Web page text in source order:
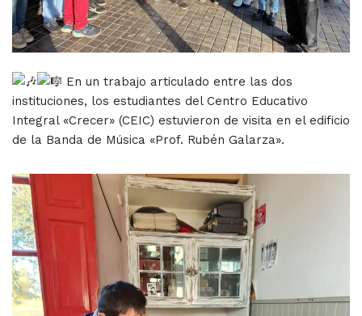
En un trabajo articulado entre las dos
instituciones, los estudiantes del Centro Educativo
Integral «Crecer» (CEIC) estuvieron de visita en el edificio
de la Banda de Música «Prof. Rubén Galarza».